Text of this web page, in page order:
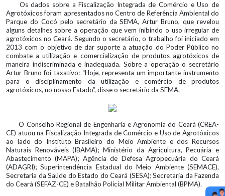
Os dados sobre a Fiscalização Integrada de Comércio e Uso de
Agrotóxicos foram apresentados no Centro de Referência Ambiental do
Parque do Cocó pelo secretário da SEMA, Artur Bruno, que revelou
alguns detalhes sobre a operação que vem inibindo o uso irregular de
agrotóxicos no Ceará. Segundo o secretário, o trabalho foi iniciado em
2013 com o objetivo de dar suporte a atuação do Poder Público no
combate a utilização e comercialização de produtos agrotóxicos de
maneira indiscriminada e inadequada. Sobre a operação o secretário
Artur Bruno foi taxativo: “Hoje, representa um importante instrumento
para o disciplinamento da utilização e comércio de produtos
agrotóxicos, no nosso Estado”, disse o secretário da SEMA.
O Conselho Regional de Engenharia e Agronomia do Ceará (CREA-
CE) atuou na Fiscalização Integrada de Comércio e Uso de Agrotóxicos
ao lado do Instituto Brasileiro do Meio Ambiente e dos Recursos
Naturais Renováveis (IBAMA); Ministério da Agricultura, Pecuária e
Abastecimento (MAPA); Agência de Defesa Agropecuária do Ceará
(ADAGRI); Superintendência Estadual do Meio Ambiente (SEMACE),
Secretaria da Saúde do Estado do Ceará (SESA); Secretaria da Fazenda
do Ceará (SEFAZ-CE) e Batalhão Policial Militar Ambiental (BPMA).